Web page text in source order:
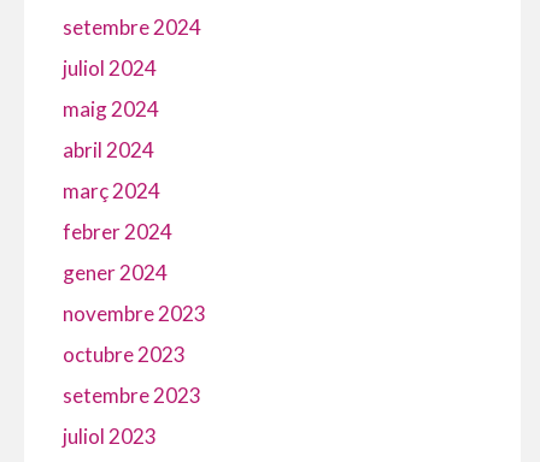
setembre 2024
juliol 2024
maig 2024
abril 2024
març 2024
febrer 2024
gener 2024
novembre 2023
octubre 2023
setembre 2023
juliol 2023